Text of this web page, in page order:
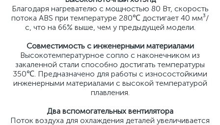
Благодаря нагревателю с мощностью 80 Вт, скорость
потока ABS при температуре 280℃ достигает 40 мм³/
с, что на 66% выше, чем у предыдущей модели.
Совместимость с инженерными материалами
Высокотемпературное сопло с наконечником из
закаленной стали способно достигать температуры
350℃. Предназначено для работы с износостойкими
инженерными материалами с высокой температурой
плавления.
Два вспомогательных вентилятора
Поток воздуха для охлаждения деталей увеличивается